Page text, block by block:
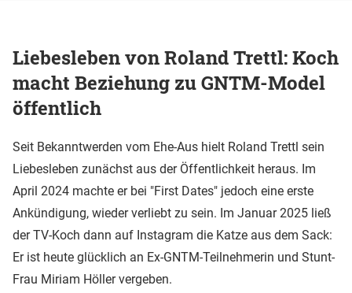
Liebesleben von Roland Trettl: Koch
macht Beziehung zu GNTM-Model
öffentlich
Seit Bekanntwerden vom Ehe-Aus hielt Roland Trettl sein
Liebesleben zunächst aus der Öffentlichkeit heraus. Im
April 2024 machte er bei "First Dates" jedoch eine erste
Ankündigung, wieder verliebt zu sein. Im Januar 2025 ließ
der TV-Koch dann auf Instagram die Katze aus dem Sack:
Er ist heute glücklich an Ex-GNTM-Teilnehmerin und Stunt-
Frau Miriam Höller vergeben.